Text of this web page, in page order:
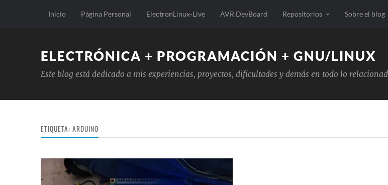
Inicio Página Personal ElectronLinux-Live AVR DevBoard Repositorios Sobre el blog
ELECTRÓNICA + PROGRAMACIÓN + GNU/LINUX
Este blog está dedicado a mis experiencias, proyectos, dificultades y demás en todo lo
ETIQUETA: ARDUINO